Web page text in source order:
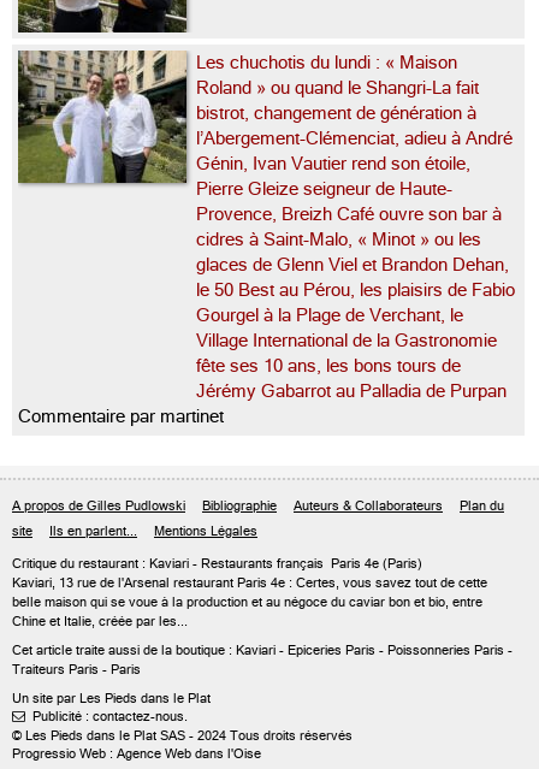
Les chuchotis du lundi : « Maison
Roland » ou quand le Shangri-La fait
bistrot, changement de génération à
l’Abergement-Clémenciat, adieu à André
Génin, Ivan Vautier rend son étoile,
Pierre Gleize seigneur de Haute-
Provence, Breizh Café ouvre son bar à
cidres à Saint-Malo, « Minot » ou les
glaces de Glenn Viel et Brandon Dehan,
le 50 Best au Pérou, les plaisirs de Fabio
Gourgel à la Plage de Verchant, le
Village International de la Gastronomie
fête ses 10 ans, les bons tours de
Jérémy Gabarrot au Palladia de Purpan
Commentaire par martinet
A propos de Gilles Pudlowski Bibliographie Auteurs & Collaborateurs
Plan du
site
Ils en parlent... Mentions Légales
Critique du restaurant : Kaviari - Restaurants français Paris 4e (Paris)
Kaviari, 13 rue de l'Arsenal restaurant Paris 4e : Certes, vous savez tout de cette
belle maison qui se voue à la production et au négoce du caviar bon et bio, entre
Chine et Italie, créée par les...
Cet article traite aussi de la boutique : Kaviari - Epiceries Paris - Poissonneries Paris -
Traiteurs Paris - Paris
Un site par Les Pieds dans le Plat
 Publicité : contactez-nous.
© Les Pieds dans le Plat SAS - 2024 Tous droits réservés
Progressio Web : Agence Web dans l'Oise